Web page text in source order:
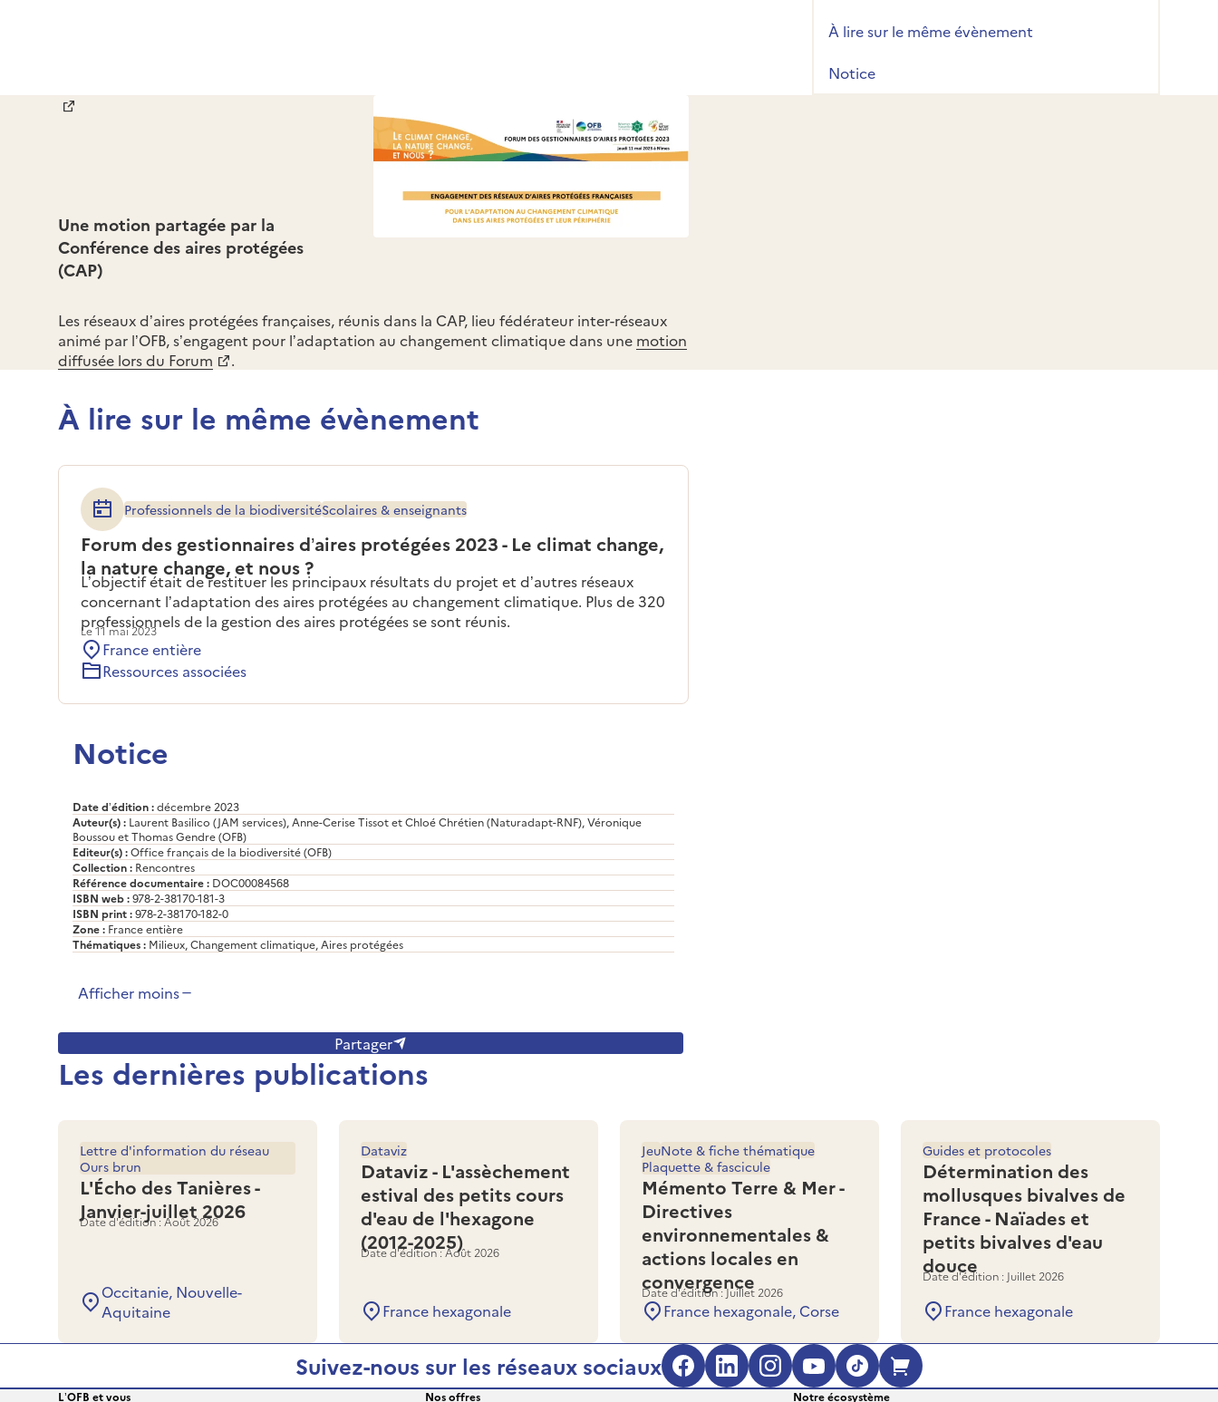
À lire sur le même évènement
Notice
Une motion partagée par la
Conférence des aires protégées
(CAP)
Les réseaux d’aires protégées françaises, réunis dans la CAP, lieu fédérateur inter-réseaux
animé par l’OFB, s’engagent pour l’adaptation au changement climatique dans une motion
diffusée lors du Forum
.
À lire sur le même évènement
Forum des gestionnaires d’aires protégées 2023 - Le climat change,
la nature change, et nous ?
Professionnels de la biodiversitéScolaires & enseignants
L’objectif était de restituer les principaux résultats du projet et d’autres réseaux
concernant l’adaptation des aires protégées au changement climatique. Plus de 320
professionnels de la gestion des aires protégées se sont réunis.
Le 11 mai 2023
France entière
Ressources associées
Notice
Date d’édition :décembre 2023
Auteur(s) : Laurent Basilico (JAM services), Anne-Cerise Tissot et Chloé Chrétien (Naturadapt-RNF), Véronique
Boussou et Thomas Gendre (OFB)
Editeur(s) :Office français de la biodiversité (OFB)
Collection : Rencontres
Référence documentaire : DOC00084568
ISBN web :978-2-38170-181-3
ISBN print :978-2-38170-182-0
Zone : France entière
Thématiques : Milieux, Changement climatique, Aires protégées
Afficher moins
Partager
Les dernières publications
L'Écho des Tanières -
Janvier-juillet 2026
Lettre d'information du réseau
Ours brun
Date d'édition : Août 2026
Occitanie, Nouvelle-
Aquitaine
Dataviz - L'assèchement
estival des petits cours
d'eau de l'hexagone
(2012-2025)
Dataviz
Date d'édition : Août 2026
France hexagonale
Mémento Terre & Mer -
Directives
environnementales &
actions locales en
convergence
JeuNote & fiche thématique
Plaquette & fascicule
Date d'édition : Juillet 2026
France hexagonale, Corse
Détermination des
mollusques bivalves de
France - Naïades et
petits bivalves d'eau
douce
Guides et protocoles
Date d'édition : Juillet 2026
France hexagonale
Suivez-nous sur les réseaux sociaux Facebook (s'ouvre dans une nouvelle fenêtre)
LinkedIn (s'ouvre dans une nouvelle fenêtre)
Instagram (s'ouvre dans une nouvelle
YouTube (s'ouvre dans une nouvelle
TikTok (s'ouvre dans une nouvelle
Boutique en ligne (s'ouvre
L’OFB et vous Nos offres Notre écosystème